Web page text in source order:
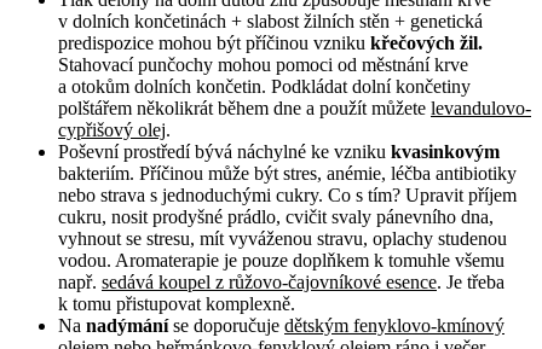
v dolních končetinách + slabost žilních stěn + genetická
predispozice mohou být příčinou vzniku křečových žil.
Stahovací punčochy mohou pomoci od městnání krve
a otokům dolních končetin. Podkládat dolní končetiny
polštářem několikrát během dne a použít můžete levandulovo-
cypřišový olej.
Poševní prostředí bývá náchylné ke vzniku kvasinkovým
bakteriím. Příčinou může být stres, anémie, léčba antibiotiky
nebo strava s jednoduchými cukry. Co s tím? Upravit příjem
cukru, nosit prodyšné prádlo, cvičit svaly pánevního dna,
vyhnout se stresu, mít vyváženou stravu, oplachy studenou
vodou. Aromaterapie je pouze doplňkem k tomuhle všemu
např. sedává koupel z růžovo-čajovníkové esence. Je třeba
k tomu přistupovat komplexně.
Na nadýmáníse doporučuje dětským fenyklovo-kmínový